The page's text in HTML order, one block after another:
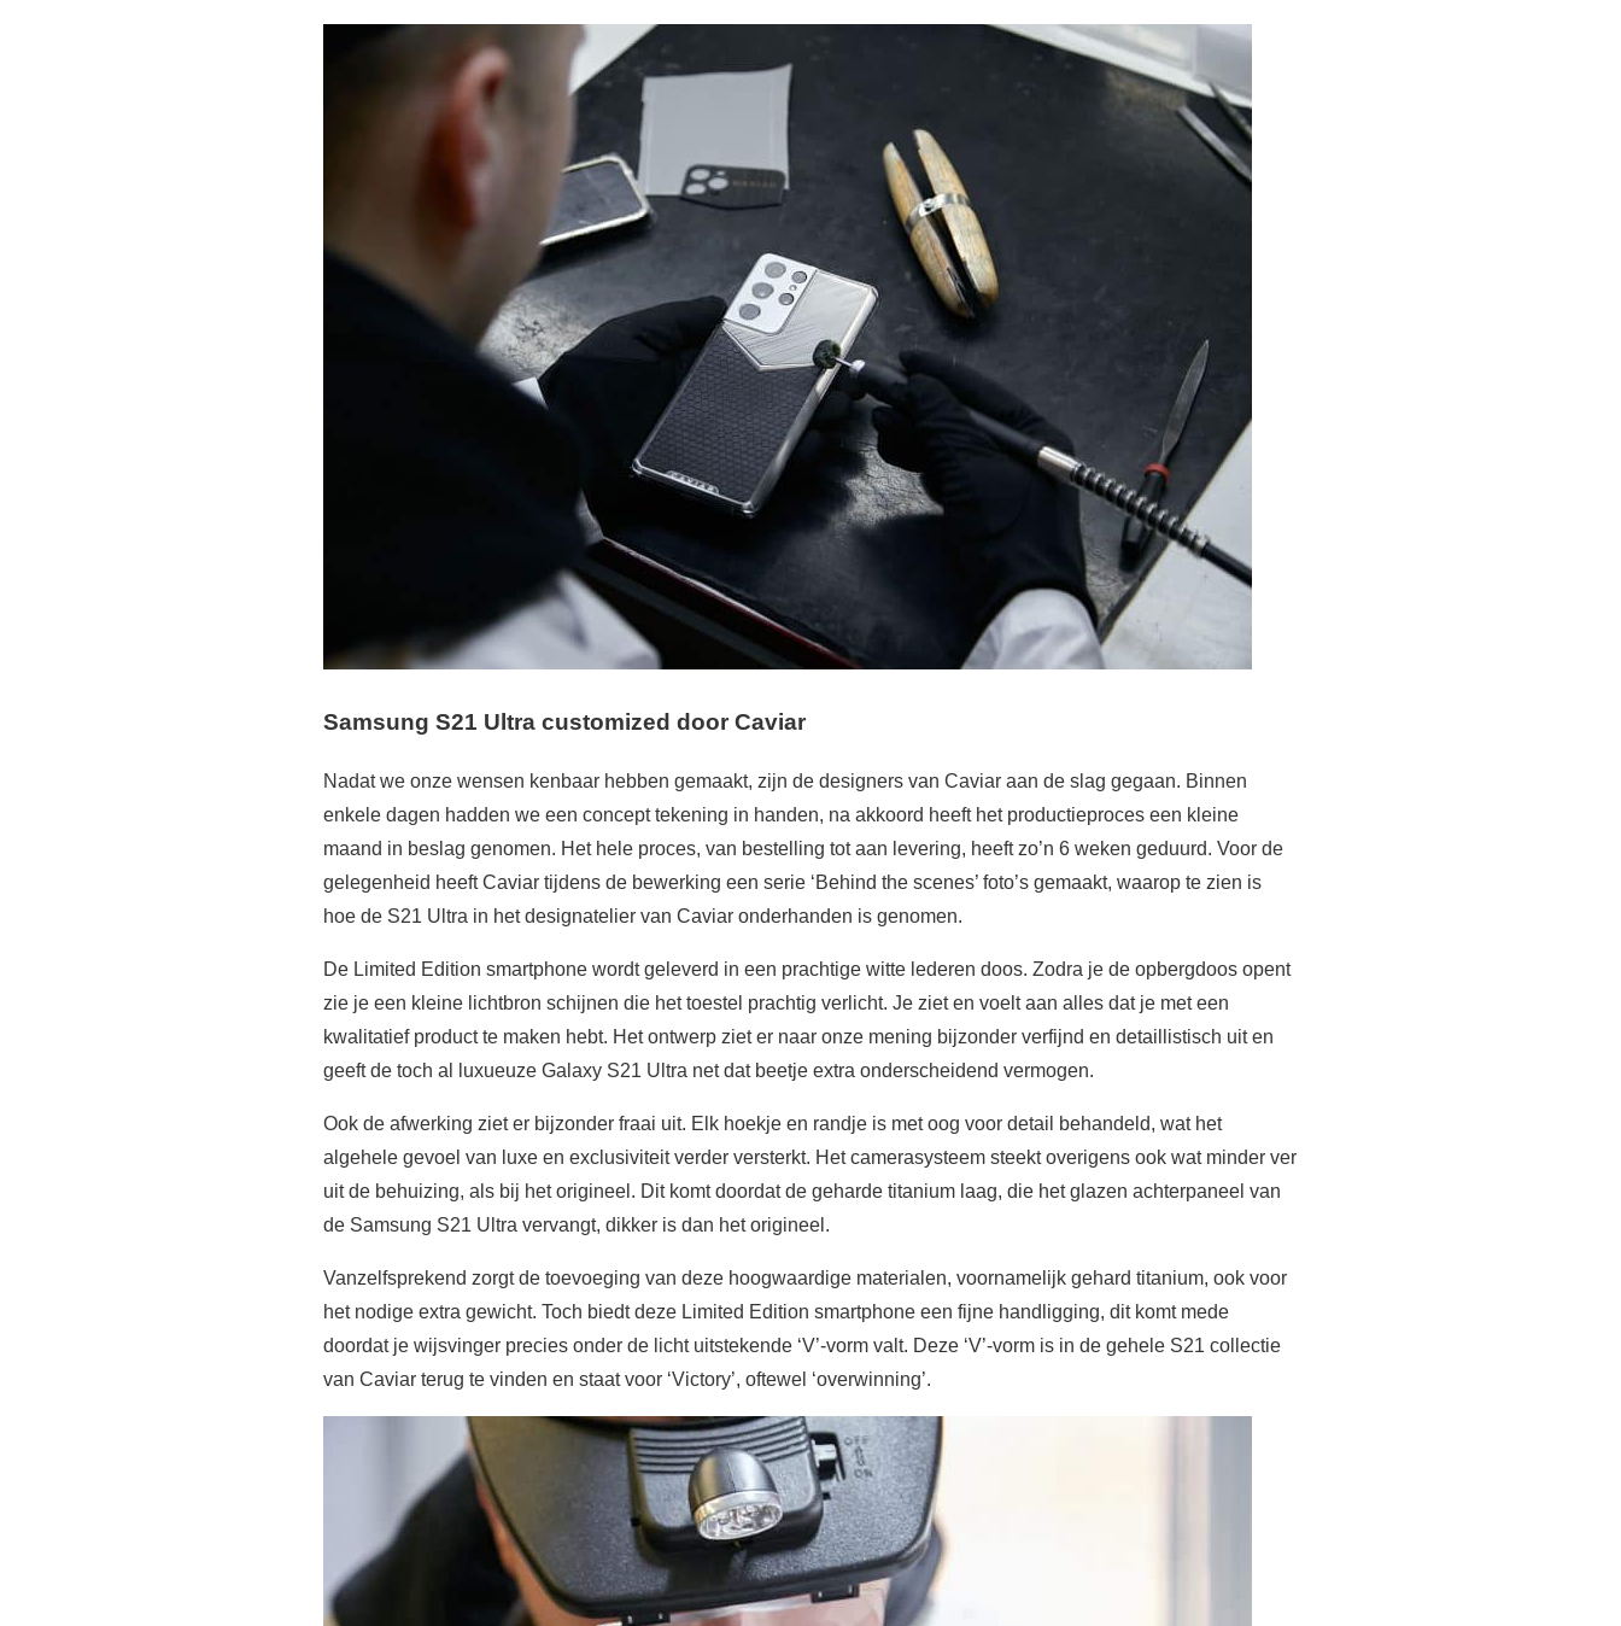
Samsung S21 Ultra customized door Caviar
Nadat we onze wensen kenbaar hebben gemaakt, zijn de designers van Caviar aan de slag gegaan. Binnen
enkele dagen hadden we een concept tekening in handen, na akkoord heeft het productieproces een kleine
maand in beslag genomen. Het hele proces, van bestelling tot aan levering, heeft zo’n 6 weken geduurd. Voor de
gelegenheid heeft Caviar tijdens de bewerking een serie ‘Behind the scenes’ foto’s gemaakt, waarop te zien is
hoe de S21 Ultra in het designatelier van Caviar onderhanden is genomen.
De Limited Edition smartphone wordt geleverd in een prachtige witte lederen doos. Zodra je de opbergdoos opent
zie je een kleine lichtbron schijnen die het toestel prachtig verlicht. Je ziet en voelt aan alles dat je met een
kwalitatief product te maken hebt. Het ontwerp ziet er naar onze mening bijzonder verfijnd en detaillistisch uit en
geeft de toch al luxueuze Galaxy S21 Ultra net dat beetje extra onderscheidend vermogen.
Ook de afwerking ziet er bijzonder fraai uit. Elk hoekje en randje is met oog voor detail behandeld, wat het
algehele gevoel van luxe en exclusiviteit verder versterkt. Het camerasysteem steekt overigens ook wat minder ver
uit de behuizing, als bij het origineel. Dit komt doordat de geharde titanium laag, die het glazen achterpaneel van
de Samsung S21 Ultra vervangt, dikker is dan het origineel.
Vanzelfsprekend zorgt de toevoeging van deze hoogwaardige materialen, voornamelijk gehard titanium, ook voor
het nodige extra gewicht. Toch biedt deze Limited Edition smartphone een fijne handligging, dit komt mede
doordat je wijsvinger precies onder de licht uitstekende ‘V’-vorm valt. Deze ‘V’-vorm is in de gehele S21 collectie
van Caviar terug te vinden en staat voor ‘Victory’, oftewel ‘overwinning’.